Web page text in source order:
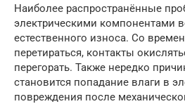
Наиболее распространённые
электрическими компонентами
естественного износа. Со
перетираться, контакты
перегорать. Также нередко
становится попадание влаги в
повреждения после